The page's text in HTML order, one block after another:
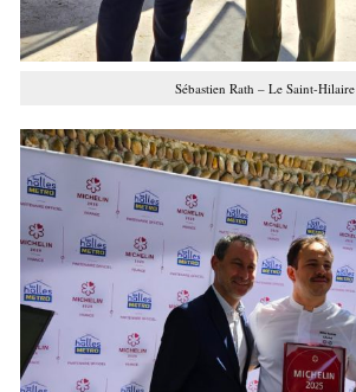
Sébastien Rath – Le Saint-Hilaire